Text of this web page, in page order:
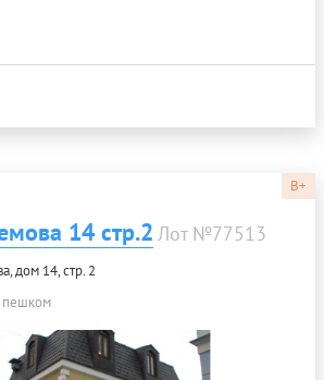
B+
14 стр.2 Лот №77513
дом 14, стр. 2
пешком